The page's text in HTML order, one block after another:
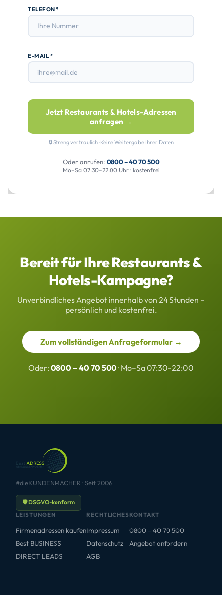
TELEFON *
E-MAIL *
Jetzt Restaurants & Hotels-Adressen
anfragen →
🔒 Streng vertraulich · Keine Weitergabe Ihrer Daten
Oder anrufen: 0800 – 40 70 500
Mo–Sa 07:30–22:00 Uhr · kostenfrei
Bereit für Ihre Restaurants &
Hotels-Kampagne?
Unverbindliches Angebot innerhalb von 24 Stunden –
persönlich und kostenfrei.
Zum vollständigen Anfrageformular →
Oder: 0800 – 40 70 500· Mo–Sa 07:30–22:00
#dieKUNDENMACHER · Seit 2006
🛡 DSGVO-konform
LEISTUNGEN
Firmenadressen kaufen
Best BUSINESS
DIRECT LEADS
RECHTLICHES
Impressum
Datenschutz
AGB
KONTAKT
0800 – 40 70 500
Angebot anfordern